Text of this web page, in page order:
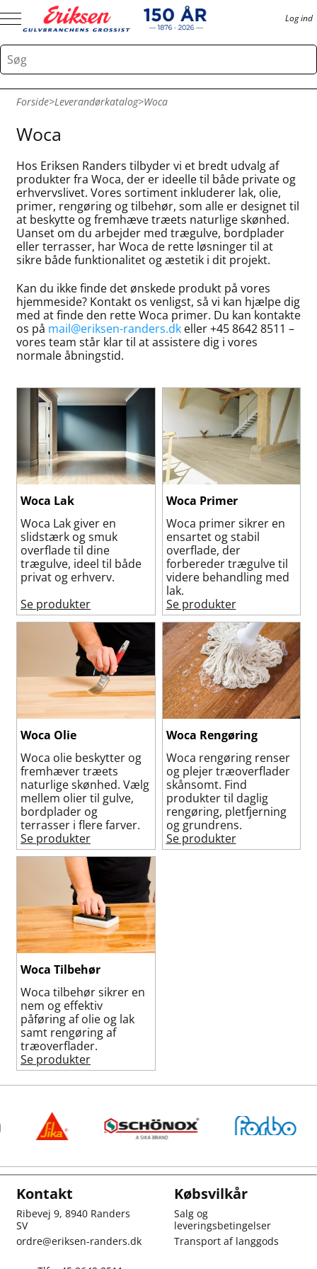
Log ind
Forside>Leverandørkatalog>Woca
Woca
Hos Eriksen Randers tilbyder vi et bredt udvalg af
produkter fra Woca, der er ideelle til både private og
erhvervslivet. Vores sortiment inkluderer lak, olie,
primer, rengøring og tilbehør, som alle er designet til
at beskytte og fremhæve træets naturlige skønhed.
Uanset om du arbejder med trægulve, bordplader
eller terrasser, har Woca de rette løsninger til at
sikre både funktionalitet og æstetik i dit projekt.
Kan du ikke finde det ønskede produkt på vores
hjemmeside? Kontakt os venligst, så vi kan hjælpe dig
med at finde den rette Woca primer. Du kan kontakte
os på mail@eriksen-randers.dk eller +45 8642 8511 –
vores team står klar til at assistere dig i vores
normale åbningstid.
Woca Lak
Woca Lak giver en
slidstærk og smuk
overflade til dine
trægulve, ideel til både
privat og erhverv.
Se produkter
Woca Primer
Woca primer sikrer en
ensartet og stabil
overflade, der
forbereder trægulve til
videre behandling med
lak.
Se produkter
Woca Olie
Woca olie beskytter og
fremhæver træets
naturlige skønhed. Vælg
mellem olier til gulve,
bordplader og
terrasser i flere farver.
Se produkter
Woca Rengøring
Woca rengøring renser
og plejer træoverflader
skånsomt. Find
produkter til daglig
rengøring, pletfjerning
og grundrens.
Se produkter
Woca Tilbehør
Woca tilbehør sikrer en
nem og effektiv
påføring af olie og lak
samt rengøring af
træoverflader.
Se produkter
Kontakt
Ribevej 9, 8940 Randers
SV
ordre@eriksen-randers.dk
Købsvilkår
Salg og
leveringsbetingelser
Transport af langgods